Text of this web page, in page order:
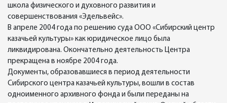
школа физического и духовного развития и
совершенствования «Эдельвейс».
В апреле 2004 года по решению суда ООО «Сибирский центр
казачьей культуры» как юридическое лицо была
ликвидирована. Окончательно деятельность Центра
прекращена в ноябре 2004 года.
Документы, образовавшиеся в период деятельности
Сибирского центра казачьей культуры, вошли в состав
одноименного архивного фонда и были переданы на